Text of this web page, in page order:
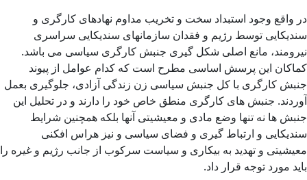
در واقع وجود استبداد سخت و تخریب مداوم نهادهای کارگری و
سندیکایی توسط رژیم و فقدان سازمانهای سندیکایی سراسری
نیرومند، مانع اصلی شکل گیری جنبش کارگری سیاسی می باشد.
کماکان این پرسش اساسی مطرح است که کدام عوامل از پیوند
جنبش کارگری با کل جنبش سیاسی زن زندگی آزادی، جلوگیری بعمل
آوردند. جنبش های کارگری منطق خاص خود را دارند و در تحلیل این
جنبش ها نه تنها وضع مادی و معیشیتی آنها بلکه همچنین شرایط
سندیکایی و ارتباط گیری و فضای سیاسی و نیز هراس افکنی
معیشیتی و تهدید به بیکاری و سیاست سرکوب از جانب رژیم و غیره را
باید مورد توجه قرار داد.